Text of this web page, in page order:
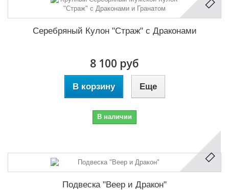
Серебряный Кулон "Страж" с Драконами
8 100 руб
В корзину Еще
В наличии
Подвеска "Веер и Дракон"